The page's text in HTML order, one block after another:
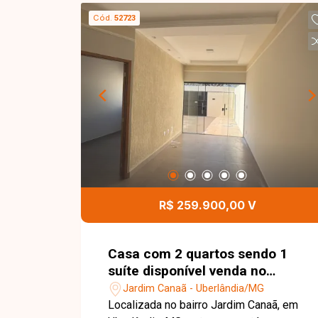
frontal.
Cód. 52723
R$ 259.900,00 V
Casa com 2 quartos sendo 1
suíte disponível venda no
Jardim Canaã em Uberlândia-
MG
Jardim Canaã - Uberlândia/MG
Localizada no bairro Jardim Canaã, em